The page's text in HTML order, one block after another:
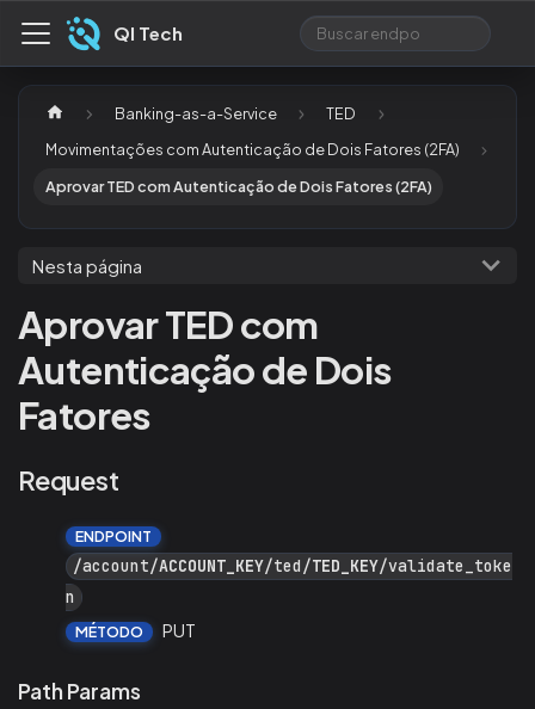
QI Tech
Banking-as-a-Service
TED
Movimentações com Autenticação de Dois Fatores (2FA)
Aprovar TED com Autenticação de Dois Fatores (2FA)
Nesta página
Aprovar TED com
Autenticação de Dois
Fatores
Request
ENDPOINT
/account/ACCOUNT_KEY/ted/TED_KEY/validate_toke
n
MÉTODO PUT
Path Params